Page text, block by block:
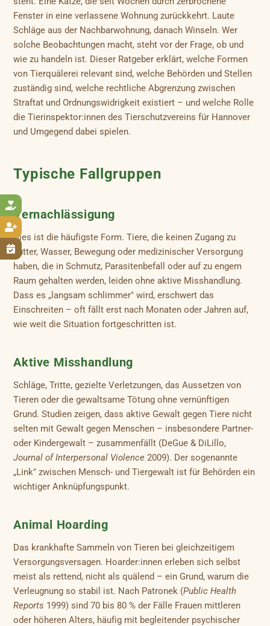



Fenster in eine verlassene Wohnung zurückkehrt. Laute
Schläge aus der Nachbarwohnung, danach Winseln. Wer
solche Beobachtungen macht, steht vor der Frage, ob und
wie zu handeln ist. Dieser Ratgeber erklärt, welche Formen
von Tierquälerei relevant sind, welche Behörden und Stellen
zuständig sind, welche rechtliche Abgrenzung zwischen
Straftat und Ordnungswidrigkeit existiert – und welche Rolle
die Tierinspektor:innen des Tierschutzvereins für Hannover
und Umgegend dabei spielen.
Typische Fallgruppen
Vernachlässigung
Dies ist die häufigste Form. Tiere, die keinen Zugang zu
Futter, Wasser, Bewegung oder medizinischer Versorgung
haben, die in Schmutz, Parasitenbefall oder auf zu engem
Raum gehalten werden, leiden ohne aktive Misshandlung.
Dass es „langsam schlimmer" wird, erschwert das
Einschreiten – oft fällt erst nach Monaten oder Jahren auf,
wie weit die Situation fortgeschritten ist.
Aktive Misshandlung
Schläge, Tritte, gezielte Verletzungen, das Aussetzen von
Tieren oder die gewaltsame Tötung ohne vernünftigen
Grund. Studien zeigen, dass aktive Gewalt gegen Tiere nicht
selten mit Gewalt gegen Menschen – insbesondere Partner-
oder Kindergewalt – zusammenfällt (DeGue & DiLillo,
Journal of Interpersonal Violence 2009). Der sogenannte
„Link" zwischen Mensch- und Tiergewalt ist für Behörden ein
wichtiger Anknüpfungspunkt.
Animal Hoarding
Das krankhafte Sammeln von Tieren bei gleichzeitigem
Versorgungsversagen. Hoarder:innen erleben sich selbst
meist als rettend, nicht als quälend – ein Grund, warum die
Verleugnung so stabil ist. Nach Patronek (Public Health
Reports 1999) sind 70 bis 80 % der Fälle Frauen mittleren
oder höheren Alters, häufig mit begleitender psychischer